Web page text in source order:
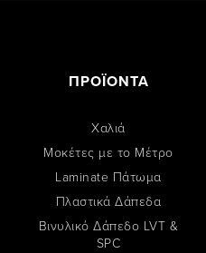
ΠΡΟΪΟΝΤΑ
Χαλιά
Μοκέτες με το Μέτρο
Laminate Πάτωμα
Πλαστικά Δάπεδα
Βινυλικό Δάπεδο LVT &
SPC